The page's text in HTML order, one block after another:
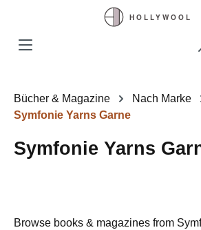
Zum Hauptinhalt springen
Bücher & Magazine
Nach Marke
Symfonie Yarns Garne
Symfonie Yarns
Browse books & magazines from